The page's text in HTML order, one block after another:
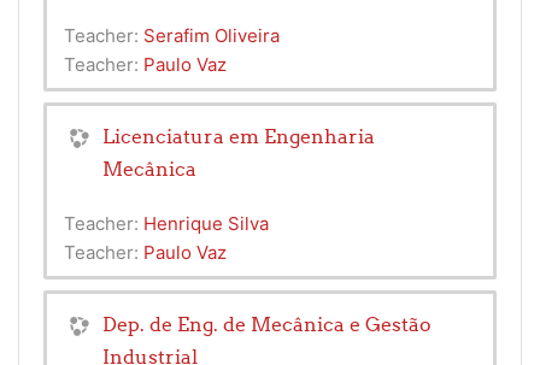
Teacher: Serafim Oliveira
Teacher: Paulo Vaz
Licenciatura em Engenharia
Mecânica
Teacher: Henrique Silva
Teacher: Paulo Vaz
Dep. de Eng. de Mecânica e Gestão
Industrial